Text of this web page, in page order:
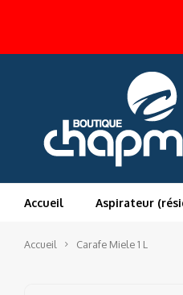
Accueil Aspirateur
Accueil Carafe Miele 1 L